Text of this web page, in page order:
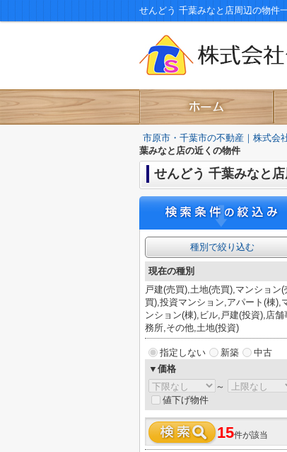
せんどう 千葉みなと店周辺の物件
市原市・千葉市の不動産｜株式会
葉みなと店の近くの物件
せんどう 千葉みなと
種別で絞り込む
現在の種別
戸建(売買),土地(売買),マンション(
買),投資マンション,アパート(棟),
ンション(棟),ビル,戸建(投資),店舗
務所,その他,土地(投資)
指定しない 新築
中古
▼価格
～
値下げ物件
15件が該当